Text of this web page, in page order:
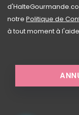
notre Politique de
à tout moment à